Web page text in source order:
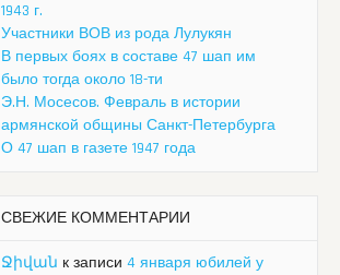
1943 г.
Участники ВОВ из рода Лулукян
В первых боях в составе 47 шап им
было тогда около 18-ти
Э.Н. Мосесов. Февраль в истории
армянской общины Санкт-Петербурга
О 47 шап в газете 1947 года
СВЕЖИЕ КОММЕНТАРИИ
Ջիվան к записи 4 января юбилей у